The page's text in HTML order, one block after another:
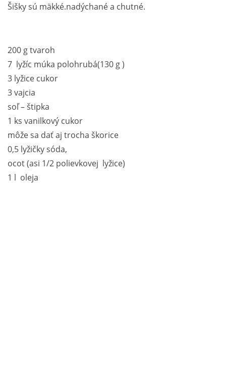
Šišky sú mäkké.nadýchané a chutné.
200 g tvaroh
7 lyžíc múka polohrubá(130 g )
3 lyžice cukor
3 vajcia
soľ – štipka
1 ks vanilkový cukor
môže sa dať aj trocha škorice
0,5 lyžičky sóda,
ocot (asi 1/2 polievkovej lyžice)
1 l oleja